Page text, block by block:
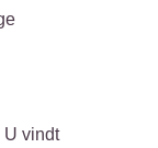
U vindt